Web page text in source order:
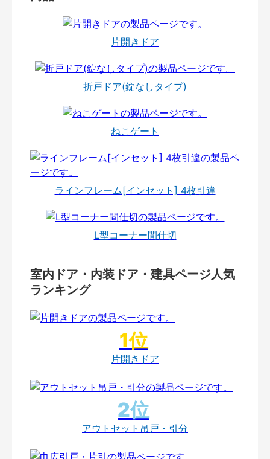
片開きドア
折戸ドア(錠なしタイプ)
ねこゲート
ラインフレーム[インセット] 4枚引違
L型コーナー間仕切
室内ドア・内装ドア・建具ページ人気
ランキング
片開きドア
アウトセット吊戸・引分